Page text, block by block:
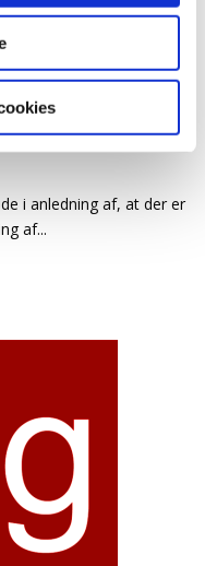
i anledning af, at der er
af...